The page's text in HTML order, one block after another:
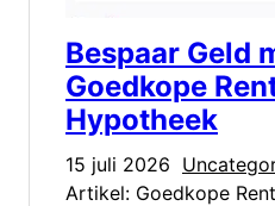
Bespaar Geld
Goedkope
Hypotheek
15 juli 2026
Artikel: Goedkope